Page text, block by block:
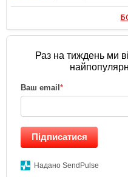
Раз на тиждень ми
Ваш email *
Підписатися
Надано SendPulse